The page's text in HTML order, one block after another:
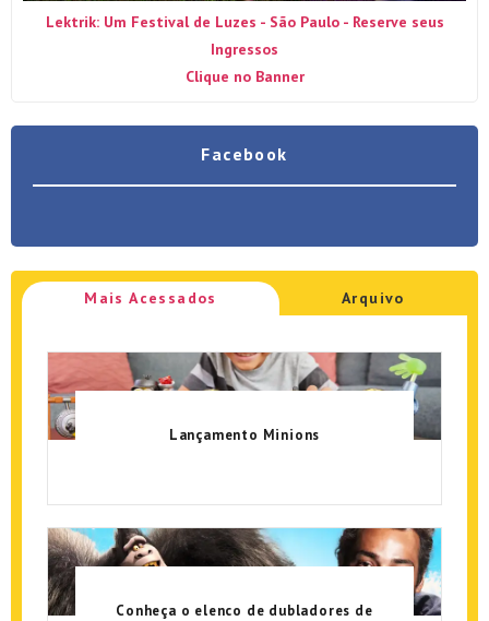
Lektrik: Um Festival de Luzes - São Paulo - Reserve seus
Ingressos
Clique no Banner
Facebook
Mais Acessados Arquivo
Lançamento Minions
Conheça o elenco de dubladores de